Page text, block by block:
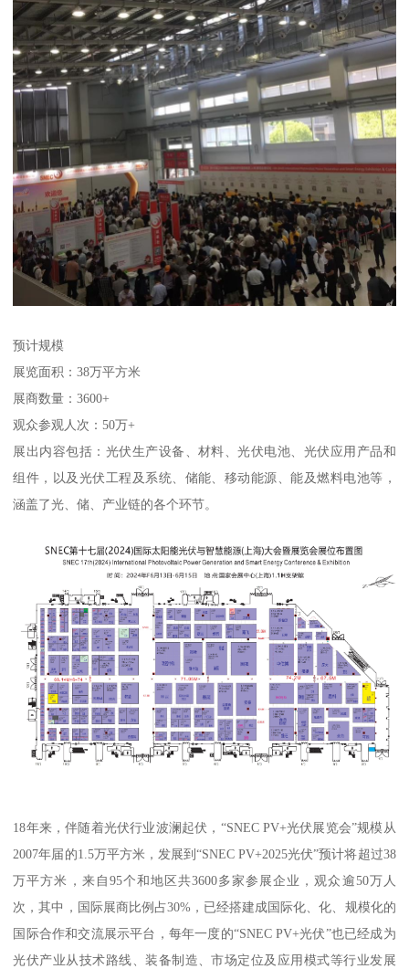
预计规模
展览面积：38万平方米
展商数量：3600+
观众参观人次：50万+
展出内容包括：光伏生产设备、材料、光伏电池、光伏应用产品和
组件，以及光伏工程及系统、储能、移动能源、能及燃料电池等，
涵盖了光、储、产业链的各个环节。
18年来，伴随着光伏行业波澜起伏，“SNEC PV+光伏展览会”规模从
2007年届的1.5万平方米，发展到“SNEC PV+2025光伏”预计将超过38
万平方米，来自95个和地区共3600多家参展企业，观众逾50万人
次，其中，国际展商比例占30%，已经搭建成国际化、化、规模化的
国际合作和交流展示平台，每年一度的“SNEC PV+光伏”也已经成为
光伏产业从技术路线、装备制造、市场定位及应用模式等行业发展